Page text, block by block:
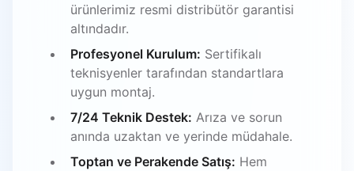
ürünlerimiz resmi distribütör garantisi
altındadır.
Profesyonel Kurulum: Sertifikalı
teknisyenler tarafından standartlara
uygun montaj.
7/24 Teknik Destek: Arıza ve sorun
anında uzaktan ve yerinde müdahale.
Toptan ve Perakende Satış: Hem